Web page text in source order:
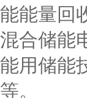
能能量回
混合储能
能用储能
等。